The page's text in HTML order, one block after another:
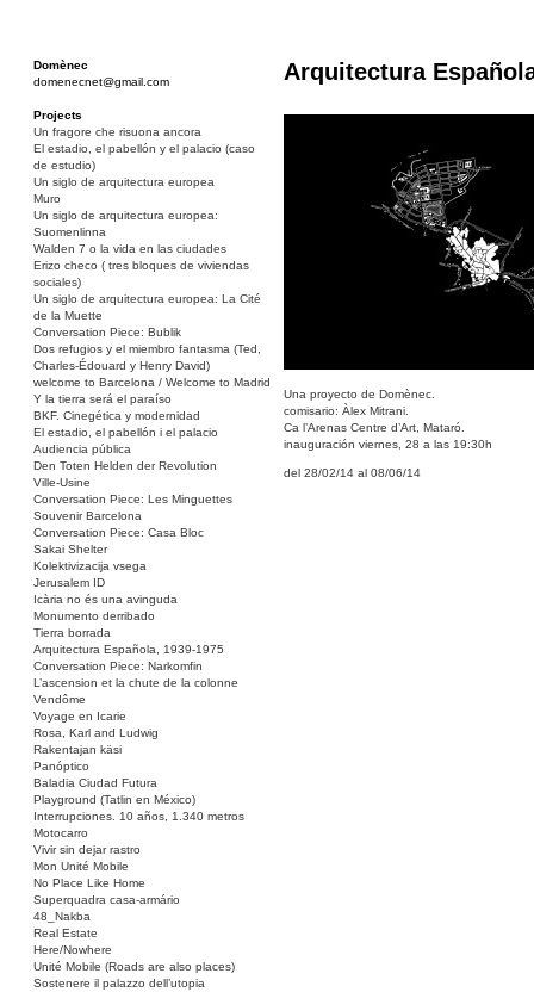
Domènec
domenecnet@gmail.com
Projects
Un fragore che risuona ancora
El estadio, el pabellón y el palacio (caso
de estudio)
Un siglo de arquitectura europea
Muro
Un siglo de arquitectura europea:
Suomenlinna
Walden 7 o la vida en las ciudades
Erizo checo ( tres bloques de viviendas
sociales)
Un siglo de arquitectura europea: La Cité
de la Muette
Conversation Piece: Bublik
Dos refugios y el miembro fantasma (Ted,
Charles-Édouard y Henry David)
welcome to Barcelona / Welcome to Madrid
Y la tierra será el paraíso
BKF. Cinegética y modernidad
El estadio, el pabellón i el palacio
Audiencia pública
Den Toten Helden der Revolution
Ville-Usine
Conversation Piece: Les Minguettes
Souvenir Barcelona
Conversation Piece: Casa Bloc
Sakai Shelter
Kolektivizacija vsega
Jerusalem ID
Icària no és una avinguda
Monumento derribado
Tierra borrada
Arquitectura Española, 1939-1975
Conversation Piece: Narkomfin
L’ascension et la chute de la colonne
Vendôme
Voyage en Icarie
Rosa, Karl and Ludwig
Rakentajan käsi
Panóptico
Baladia Ciudad Futura
Playground (Tatlin en México)
Interrupciones. 10 años, 1.340 metros
Motocarro
Vivir sin dejar rastro
Mon Unité Mobile
No Place Like Home
Superquadra casa-armário
48_Nakba
Real Estate
Here/Nowhere
Unité Mobile (Roads are also places)
Sostenere il palazzo dell’utopia
Arquitectura
Una proyecto de Domènec.
comisario: Àlex Mitrani.
Ca l’Arenas Centre d’Art, Mataró.
inauguración viernes, 28 a las 19:30h
del 28/02/14 al 08/06/14